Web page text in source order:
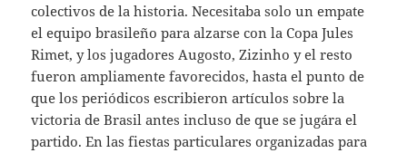
colectivos de la historia. Necesitaba solo un empate
el equipo brasileño para alzarse con la Copa Jules
Rimet, y los jugadores Augosto, Zizinho y el resto
fueron ampliamente favorecidos, hasta el punto de
que los periódicos escribieron artículos sobre la
victoria de Brasil antes incluso de que se jugára el
partido. En las fiestas particulares organizadas para